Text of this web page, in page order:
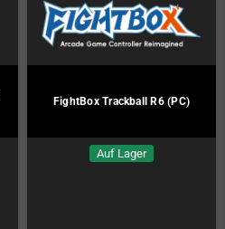
FightBox Trackball R6 (PC)
Auf Lager